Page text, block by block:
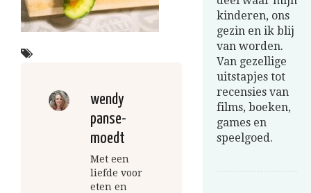
wendy
panse-
moedt
Met een
liefde voor
eten en
kinderen, ons
gezin en ik blij
van worden.
Van gezellige
uitstapjes tot
recensies van
films, boeken,
games en
speelgoed.